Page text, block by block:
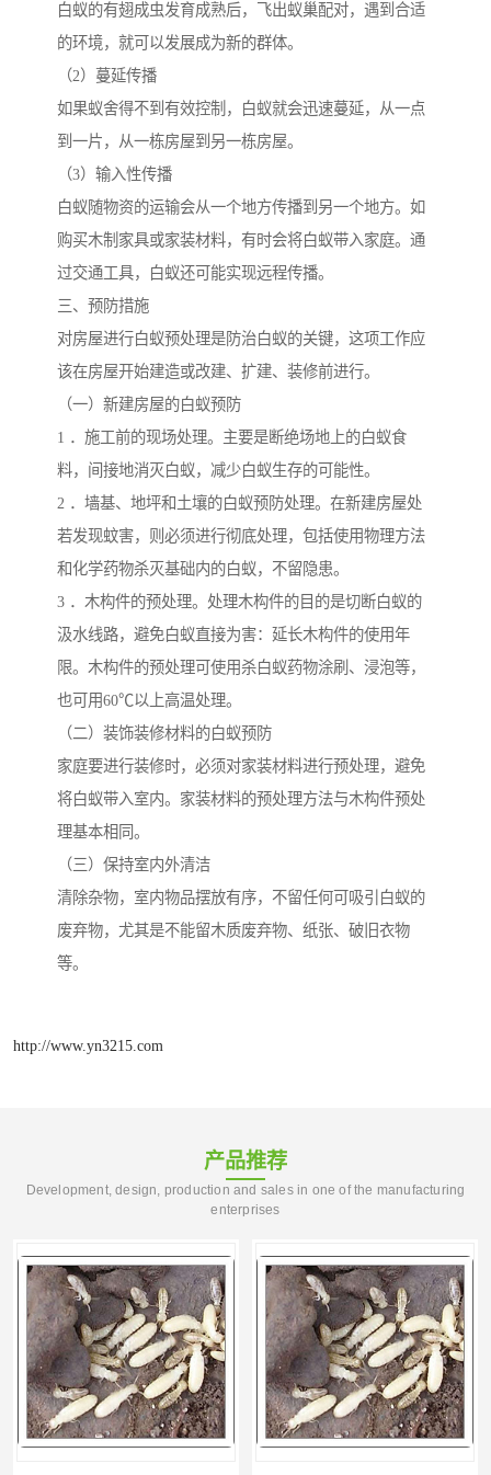
白蚁的有翅成虫发育成熟后，飞出蚁巢配对，遇到合适
的环境，就可以发展成为新的群体。
（2）蔓延传播
如果蚁舍得不到有效控制，白蚁就会迅速蔓延，从一点
到一片，从一栋房屋到另一栋房屋。
（3）输入性传播
白蚁随物资的运输会从一个地方传播到另一个地方。如
购买木制家具或家装材料，有时会将白蚁带入家庭。通
过交通工具，白蚁还可能实现远程传播。
三、预防措施
对房屋进行白蚁预处理是防治白蚁的关键，这项工作应
该在房屋开始建造或改建、扩建、装修前进行。
（一）新建房屋的白蚁预防
1 ．施工前的现场处理。主要是断绝场地上的白蚁食
料，间接地消灭白蚁，减少白蚁生存的可能性。
2 ．墙基、地坪和土壤的白蚁预防处理。在新建房屋处
若发现蚊害，则必须进行彻底处理，包括使用物理方法
和化学药物杀灭基础内的白蚁，不留隐患。
3 ．木构件的预处理。处理木构件的目的是切断白蚁的
汲水线路，避免白蚁直接为害：延长木构件的使用年
限。木构件的预处理可使用杀白蚁药物涂刷、浸泡等，
也可用60℃以上高温处理。
（二）装饰装修材料的白蚁预防
家庭要进行装修时，必须对家装材料进行预处理，避免
将白蚁带入室内。家装材料的预处理方法与木构件预处
理基本相同。
（三）保持室内外清洁
清除杂物，室内物品摆放有序，不留任何可吸引白蚁的
废弃物，尤其是不能留木质废弃物、纸张、破旧衣物
等。
http://www.yn3215.com
产品推荐
Development, design, production and sales in one of the manufacturing
enterprises